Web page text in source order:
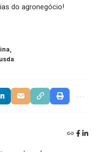
do agronegócio!
usda